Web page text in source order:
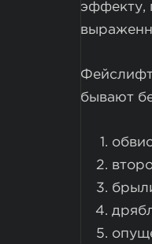
эффекту,
бывают